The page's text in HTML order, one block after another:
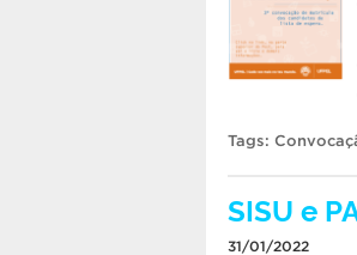
Tags:
SISU e
31/01/2022